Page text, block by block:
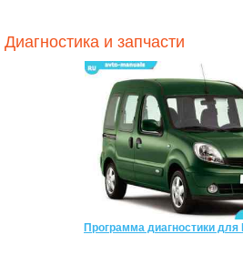
Диагностика и запчасти
Программа диагностики для